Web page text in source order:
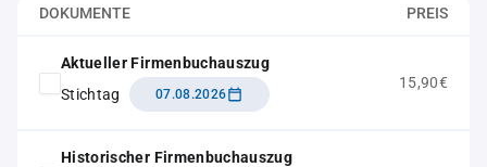
DOKUMENTE PREIS
Aktueller Firmenbuchauszug
Stichtag
07.08.2026
15,90€
Historischer Firmenbuchauszug